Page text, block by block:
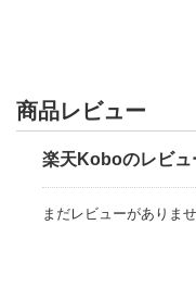
商品レビュー
楽天Koboのレビュ
まだレビューがありませ